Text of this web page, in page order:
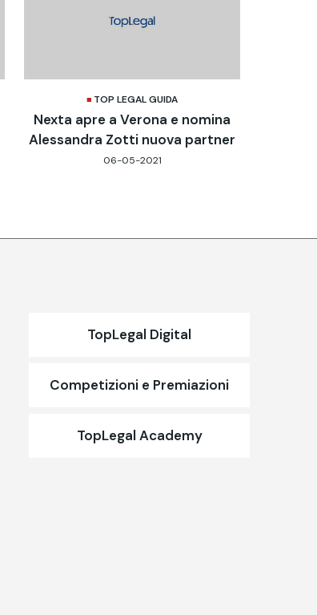
TOP LEGAL GUIDA
Nexta apre a Verona e nomina
Alessandra Zotti nuova partner
06-05-2021
TopLegal Digital
Competizioni e Premiazioni
TopLegal Academy